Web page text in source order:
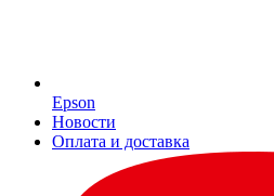
Epson
Новости
Оплата и доставка